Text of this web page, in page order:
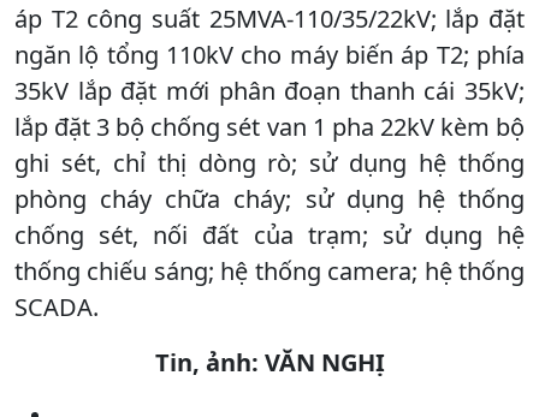
áp T2 công suất 25MVA-110/35/22kV; lắp đặt
ngăn lộ tổng 110kV cho máy biến áp T2; phía
35kV lắp đặt mới phân đoạn thanh cái 35kV;
lắp đặt 3 bộ chống sét van 1 pha 22kV kèm bộ
ghi sét, chỉ thị dòng rò; sử dụng hệ thống
phòng cháy chữa cháy; sử dụng hệ thống
chống sét, nối đất của trạm; sử dụng hệ
thống chiếu sáng; hệ thống camera; hệ thống
SCADA.
Tin, ảnh: VĂN NGHỊ